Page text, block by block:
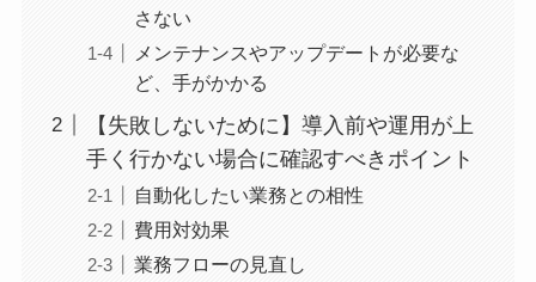
さない
メンテナンスやアップデートが必要な
ど、手がかかる
【失敗しないために】導入前や運用が上
手く行かない場合に確認すべきポイント
自動化したい業務との相性
費用対効果
業務フローの見直し